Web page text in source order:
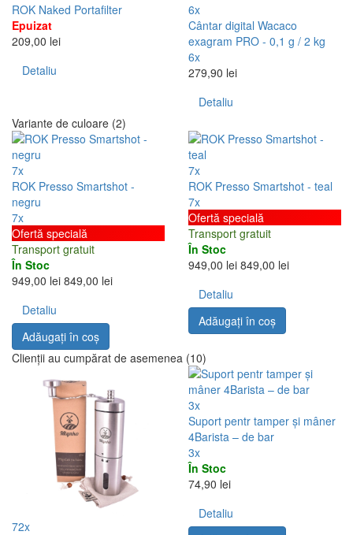
ROK Naked Portafilter
Epuizat
209,00 lei
Detaliu
6x
Cântar digital Wacaco
exagram PRO - 0,1 g / 2 kg
6x
279,90 lei
Detaliu
Variante de culoare (2)
7x
ROK Presso Smartshot -
negru
7x
Ofertă specială
Transport gratuit
În Stoc
949,00 lei 849,00 lei
Detaliu
Adăugați în coş
7x
ROK Presso Smartshot - teal
7x
Ofertă specială
Transport gratuit
În Stoc
949,00 lei 849,00 lei
Detaliu
Adăugați în coş
Clienții au cumpărat de asemenea (10)
72x
3x
Suport pentr tamper și mâner
4Barista – de bar
3x
În Stoc
74,90 lei
Detaliu